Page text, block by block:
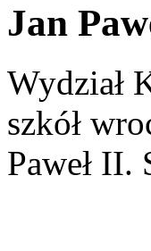
Jan
Wydział
szkół
Paweł II.